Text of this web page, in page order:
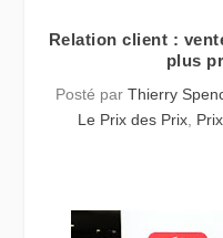
Relation client :
plus
Posté par Thierry
Le Prix des Prix